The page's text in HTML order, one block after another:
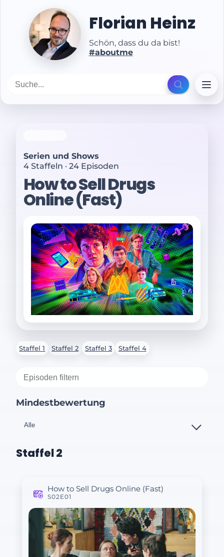
Florian Heinz
Schön, dass du da bist!
#aboutme
Serien und Shows
4 Staffeln · 24 Episoden
How to Sell Drugs
Online (Fast)
Staffel 1 Staffel 2 Staffel 3 Staffel 4
Mindestbewertung
Staffel 2
How to Sell Drugs Online (Fast)
S02E01